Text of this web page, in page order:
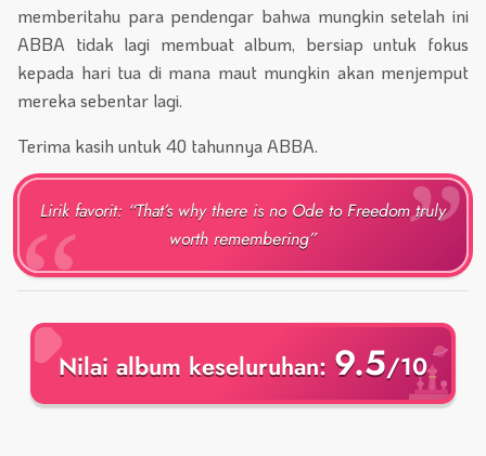
memberitahu para pendengar bahwa mungkin setelah ini
ABBA tidak lagi membuat album, bersiap untuk fokus
kepada hari tua di mana maut mungkin akan menjemput
mereka sebentar lagi.
Terima kasih untuk 40 tahunnya ABBA.
Lirik favorit: “That’s why there is no Ode to Freedom truly
worth remembering”
Nilai album keseluruhan: 9.5/10